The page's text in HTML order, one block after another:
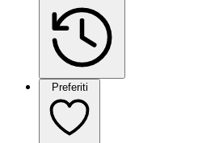
Preferiti